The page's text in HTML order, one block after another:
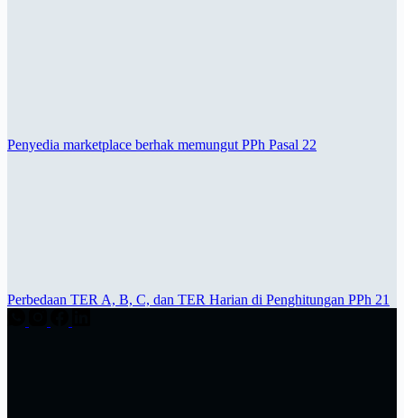
Penyedia marketplace berhak memungut PPh Pasal 22
Perbedaan TER A, B, C, dan TER Harian di Penghitungan PPh 21